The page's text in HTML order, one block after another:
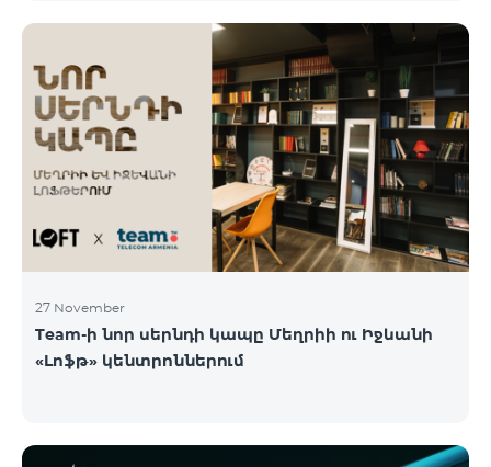
27 November
Team-ի նոր սերնդի կապը Մեղրիի ու Իջևանի
«Լոֆթ» կենտրոններում